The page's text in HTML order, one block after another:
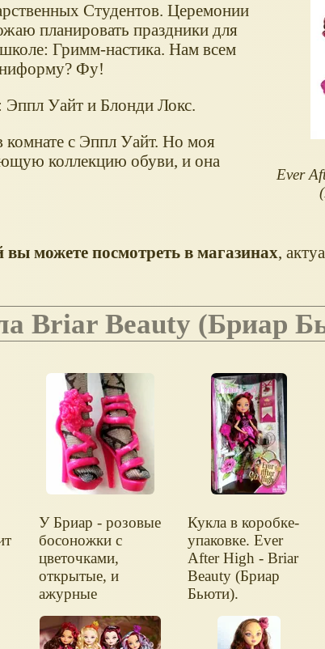
Ever
Студентов. Церемонии
планировать праздники для
Гримм-настика. Нам всем
Фу!
Уайт и Блонди Локс.
комнате с Эппл Уайт. Но моя
коллекцию обуви, и она
можете посмотреть в магазинах,
Briar Beauty (Бриар
У Бриар - розовые
босоножки с
цветочками,
открытые, и
ажурные
Кукла в коробке-
упаковке. Ever
After High - Briar
Beauty (Бриар
Бьюти).